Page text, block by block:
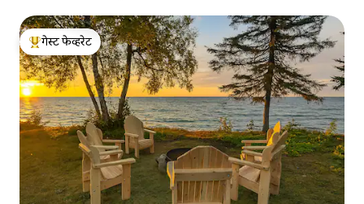
टॉप गेस्ट फेव्हरेट
गेस्ट फेव्हरेट